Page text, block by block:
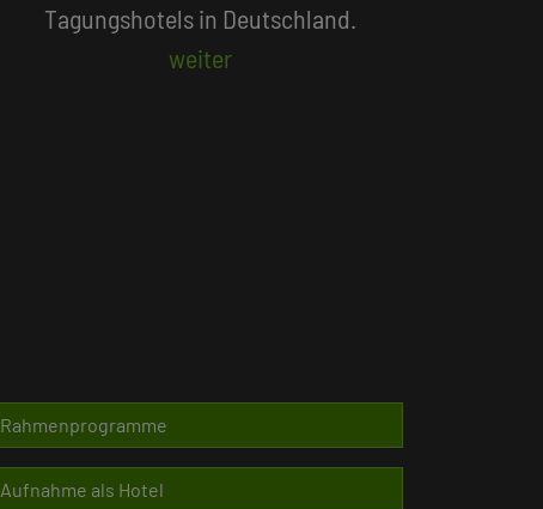
Beliebte Suchlisten
Rahmenprogramme
Aufnahme als Hotel